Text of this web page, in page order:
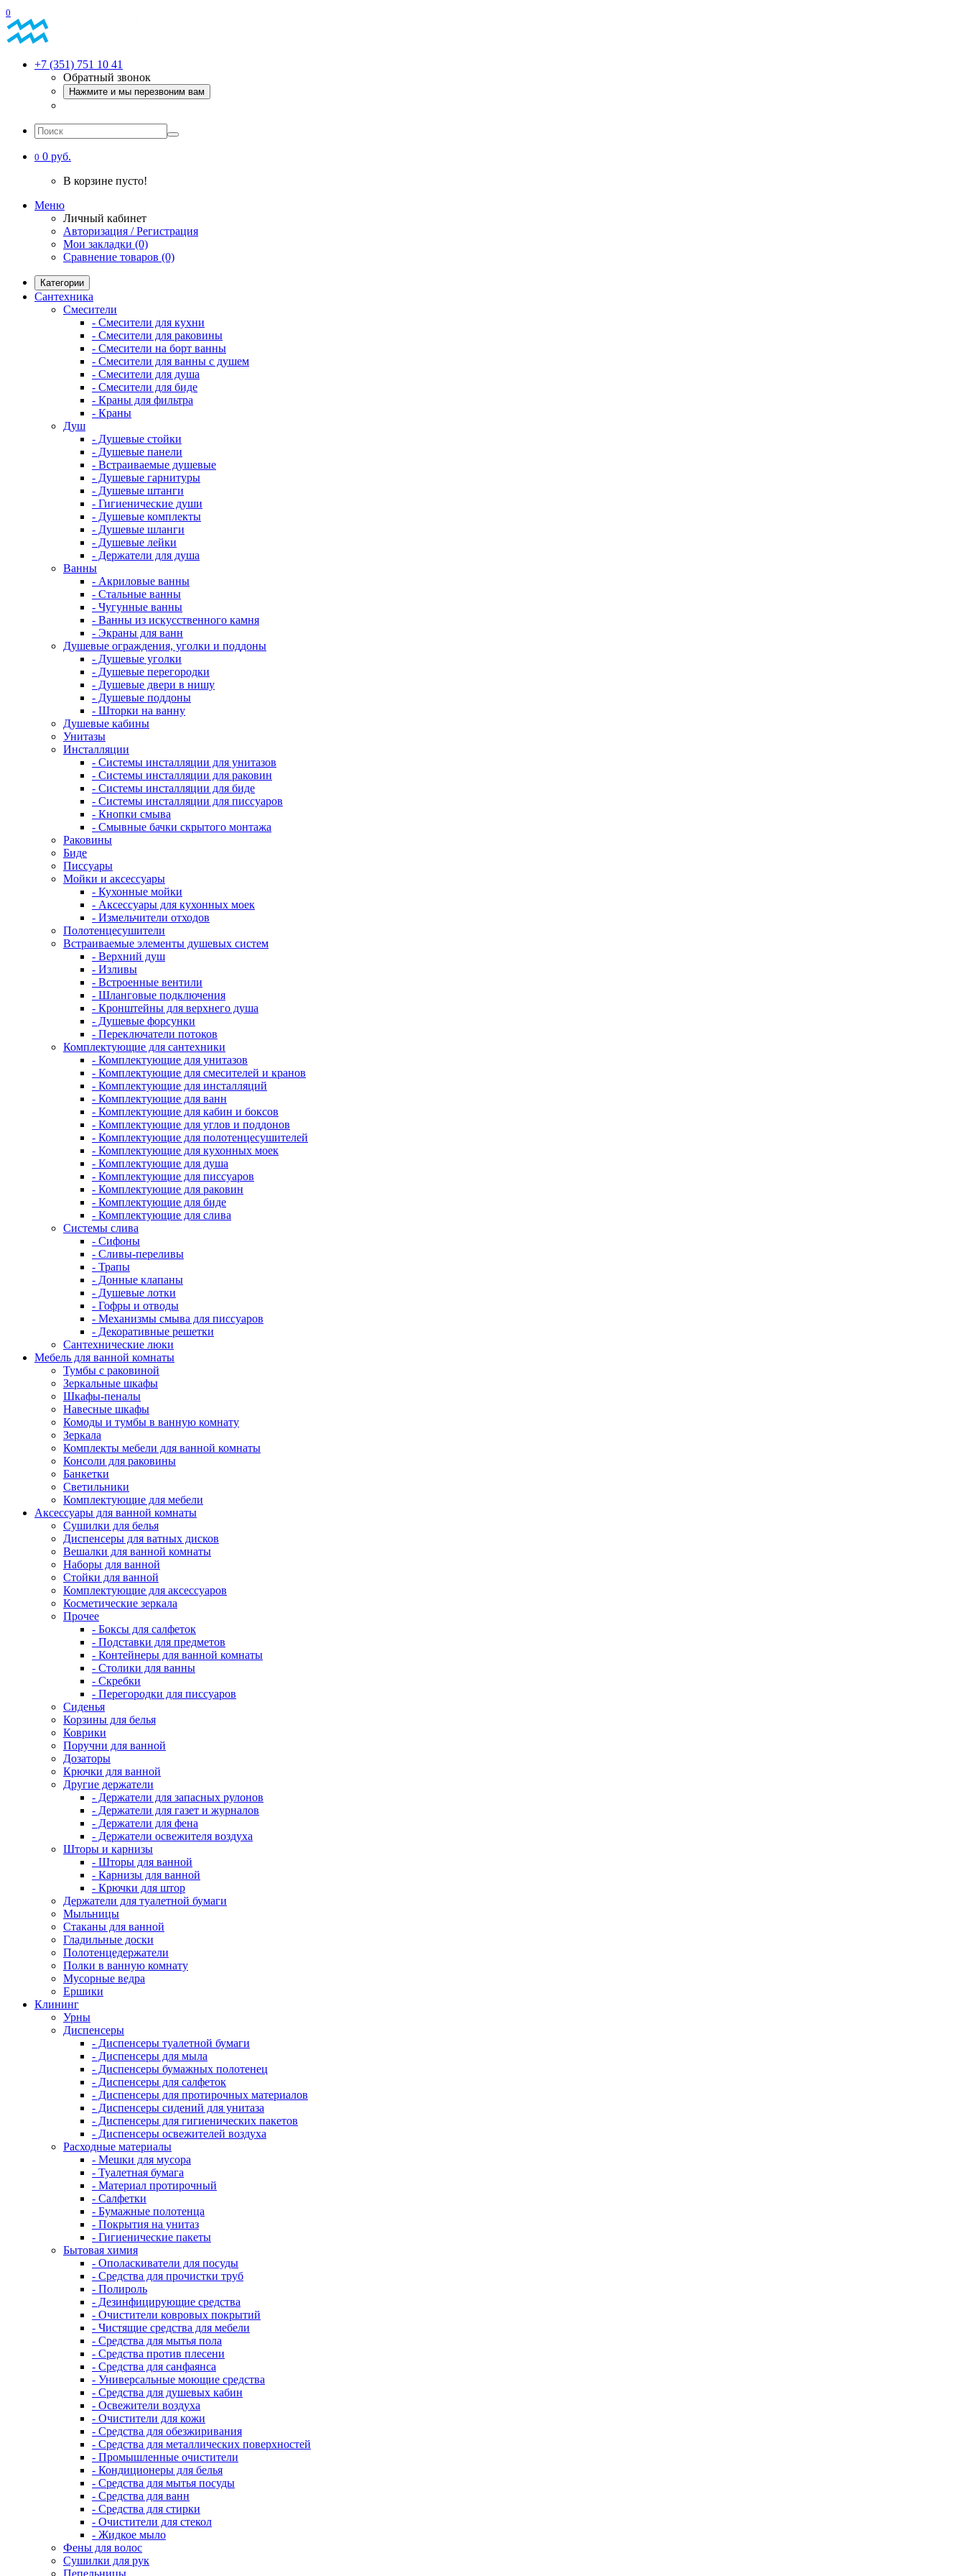
0
+7 (351) 751 10 41
Обратный звонок
Нажмите и мы перезвоним вам
0 0 руб.
В корзине пусто!
Меню
Личный кабинет
Авторизация / Регистрация
Мои закладки (0)
Сравнение товаров (0)
Категории
Сантехника
Смесители
- Смесители для кухни
- Смесители для раковины
- Смесители на борт ванны
- Смесители для ванны с душем
- Смесители для душа
- Смесители для биде
- Краны для фильтра
- Краны
Душ
- Душевые стойки
- Душевые панели
- Встраиваемые душевые
- Душевые гарнитуры
- Душевые штанги
- Гигиенические души
- Душевые комплекты
- Душевые шланги
- Душевые лейки
- Держатели для душа
Ванны
- Акриловые ванны
- Стальные ванны
- Чугунные ванны
- Ванны из искусственного камня
- Экраны для ванн
Душевые ограждения, уголки и поддоны
- Душевые уголки
- Душевые перегородки
- Душевые двери в нишу
- Душевые поддоны
- Шторки на ванну
Душевые кабины
Унитазы
Инсталляции
- Системы инсталляции для унитазов
- Системы инсталляции для раковин
- Системы инсталляции для биде
- Системы инсталляции для писсуаров
- Кнопки смыва
- Смывные бачки скрытого монтажа
Раковины
Биде
Писсуары
Мойки и аксессуары
- Кухонные мойки
- Аксессуары для кухонных моек
- Измельчители отходов
Полотенцесушители
Встраиваемые элементы душевых систем
- Верхний душ
- Изливы
- Встроенные вентили
- Шланговые подключения
- Кронштейны для верхнего душа
- Душевые форсунки
- Переключатели потоков
Комплектующие для сантехники
- Комплектующие для унитазов
- Комплектующие для смесителей и кранов
- Комплектующие для инсталляций
- Комплектующие для ванн
- Комплектующие для кабин и боксов
- Комплектующие для углов и поддонов
- Комплектующие для полотенцесушителей
- Комплектующие для кухонных моек
- Комплектующие для душа
- Комплектующие для писсуаров
- Комплектующие для раковин
- Комплектующие для биде
- Комплектующие для слива
Системы слива
- Сифоны
- Сливы-переливы
- Трапы
- Донные клапаны
- Душевые лотки
- Гофры и отводы
- Механизмы смыва для писсуаров
- Декоративные решетки
Сантехнические люки
Мебель для ванной комнаты
Тумбы с раковиной
Зеркальные шкафы
Шкафы-пеналы
Навесные шкафы
Комоды и тумбы в ванную комнату
Зеркала
Комплекты мебели для ванной комнаты
Консоли для раковины
Банкетки
Светильники
Комплектующие для мебели
Аксессуары для ванной комнаты
Сушилки для белья
Диспенсеры для ватных дисков
Вешалки для ванной комнаты
Наборы для ванной
Стойки для ванной
Комплектующие для аксессуаров
Косметические зеркала
Прочее
- Боксы для салфеток
- Подставки для предметов
- Контейнеры для ванной комнаты
- Столики для ванны
- Скребки
- Перегородки для писсуаров
Сиденья
Корзины для белья
Коврики
Поручни для ванной
Дозаторы
Крючки для ванной
Другие держатели
- Держатели для запасных рулонов
- Держатели для газет и журналов
- Держатели для фена
- Держатели освежителя воздуха
Шторы и карнизы
- Шторы для ванной
- Карнизы для ванной
- Крючки для штор
Держатели для туалетной бумаги
Мыльницы
Стаканы для ванной
Гладильные доски
Полотенцедержатели
Полки в ванную комнату
Мусорные ведра
Ершики
Клининг
Урны
Диспенсеры
- Диспенсеры туалетной бумаги
- Диспенсеры для мыла
- Диспенсеры бумажных полотенец
- Диспенсеры для салфеток
- Диспенсеры для протирочных материалов
- Диспенсеры сидений для унитаза
- Диспенсеры для гигиенических пакетов
- Диспенсеры освежителей воздуха
Расходные материалы
- Мешки для мусора
- Туалетная бумага
- Материал протирочный
- Салфетки
- Бумажные полотенца
- Покрытия на унитаз
- Гигиенические пакеты
Бытовая химия
- Ополаскиватели для посуды
- Средства для прочистки труб
- Полироль
- Дезинфицирующие средства
- Очистители ковровых покрытий
- Чистящие средства для мебели
- Средства для мытья пола
- Средства против плесени
- Средства для санфаянса
- Универсальные моющие средства
- Средства для душевых кабин
- Освежители воздуха
- Очистители для кожи
- Средства для обезжиривания
- Средства для металлических поверхностей
- Промышленные очистители
- Кондиционеры для белья
- Средства для мытья посуды
- Средства для ванн
- Средства для стирки
- Очистители для стекол
- Жидкое мыло
Фены для волос
Сушилки для рук
Пепельницы